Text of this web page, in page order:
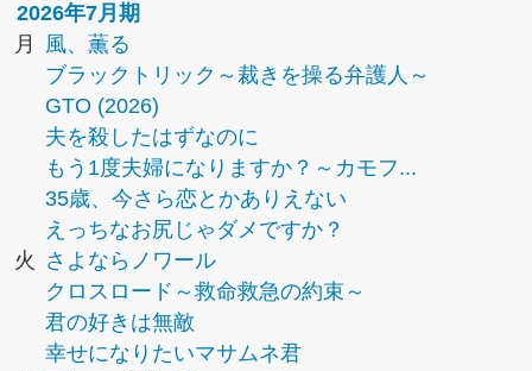
2026年7月期
月
風、薫る
ブラックトリック～裁きを操る弁護人～
GTO (2026)
夫を殺したはずなのに
もう1度夫婦になりますか？～カモフ...
35歳、今さら恋とかありえない
えっちなお尻じゃダメですか？
火
さよならノワール
クロスロード～救命救急の約束～
君の好きは無敵
幸せになりたいマサムネ君